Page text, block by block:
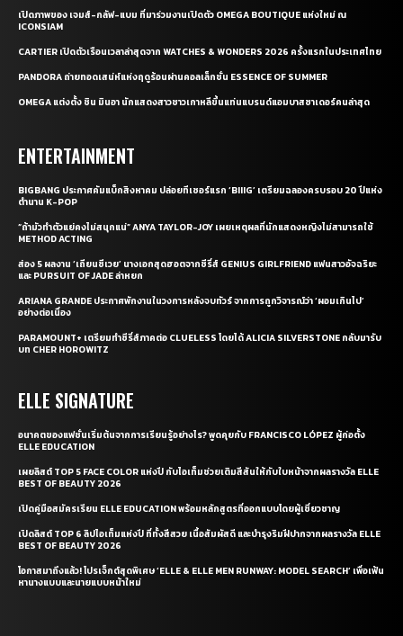
เปิดภาพของ เจมส์-กลัฟ-แบม ที่มาร่วมงานเปิดตัว OMEGA BOUTIQUE แห่งใหม่ ณ
ICONSIAM
CARTIER เปิดตัวเรือนเวลาล่าสุดจาก WATCHES & WONDERS 2026 ครั้งแรกในประเทศไทย
PANDORA ถ่ายทอดเสน่ห์แห่งฤดูร้อนผ่านคอลเล็กชั่น ESSENCE OF SUMMER
OMEGA แต่งตั้ง ชิน มินอา นักแสดงสาวชาวเกาหลีขึ้นแท่นแบรนด์แอมบาสซาเดอร์คนล่าสุด
ENTERTAINMENT
BIGBANG ประกาศคัมแบ็กสิงหาคม ปล่อยทีเซอร์แรก ‘BIIIG’ เตรียมฉลองครบรอบ 20 ปีแห่ง
ตำนาน K-POP
“ถ้ามัวทำตัวแย่คงไม่สนุกแน่” ANYA TAYLOR-JOY เผยเหตุผลที่นักแสดงหญิงไม่สามารถใช้
METHOD ACTING
ส่อง 5 ผลงาน ‘เถียนซีเวย’ นางเอกสุดฮอตจากซีรี่ส์ GENIUS GIRLFRIEND แฟนสาวอัจฉริยะ
และ PURSUIT OF JADE ล่าหยก
ARIANA GRANDE ประกาศพักงานในวงการหลังจบทัวร์ จากการถูกวิจารณ์ว่า ‘ผอมเกินไป’
อย่างต่อเนื่อง
PARAMOUNT+ เตรียมทำซีรี่ส์ภาคต่อ CLUELESS โดยได้ ALICIA SILVERSTONE กลับมารับ
บท CHER HOROWITZ
ELLE SIGNATURE
อนาคตของแฟชั่นเริ่มต้นจากการเรียนรู้อย่างไร? พูดคุยกับ FRANCISCO LÓPEZ ผู้ก่อตั้ง
ELLE EDUCATION
เผยลิสต์ TOP 5 FACE COLOR แห่งปี กับไอเท็มช่วยเติมสีสันให้กับใบหน้าจากผลรางวัล ELLE
BEST OF BEAUTY 2026
เปิดคู่มือสมัครเรียน ELLE EDUCATION พร้อมหลักสูตรที่ออกแบบโดยผู้เชี่ยวชาญ
เปิดลิสต์ TOP 6 ลิปไอเท็มแห่งปี ที่ทั้งสีสวย เนื้อสัมผัสดี และบำรุงริมฝีปากจากผลรางวัล ELLE
BEST OF BEAUTY 2026
โอกาสมาถึงแล้ว! โปรเจ็กต์สุดพิเศษ ‘ELLE & ELLE MEN RUNWAY: MODEL SEARCH’ เพื่อเฟ้น
หานางแบบและนายแบบหน้าใหม่